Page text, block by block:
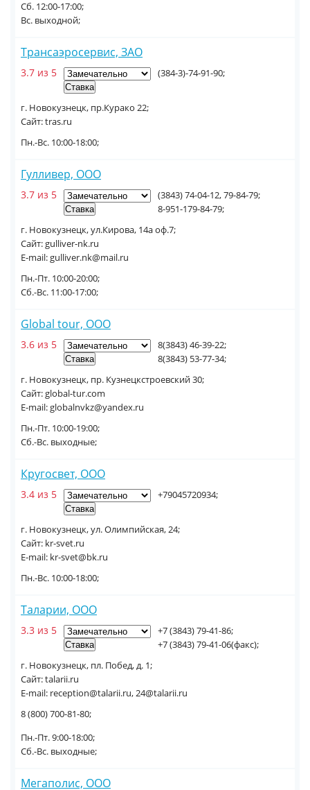
Сб. 12:00-17:00;
Вс. выходной;
Трансаэросервис, ЗАО
3.7 из 5
г. Новокузнецк, пр.Курако 22;
Сайт: tras.ru
(384-3)-74-91-90;
Пн.-Вc. 10:00-18:00;
Гулливер, ООО
3.7 из 5
г. Новокузнецк, ул.Кирова, 14а оф.7;
Сайт: gulliver-nk.ru
E-mail: gulliver.nk@mail.ru
(3843) 74-04-12, 79-84-79;
8-951-179-84-79;
Пн.-Пт. 10:00-20:00;
Сб.-Вс. 11:00-17:00;
Global tour, ООО
3.6 из 5
г. Новокузнецк, пр. Кузнецкстроевский 30;
Сайт: global-tur.com
E-mail: globalnvkz@yandex.ru
8(3843) 46-39-22;
8(3843) 53-77-34;
Пн.-Пт. 10:00-19:00;
Сб.-Вс. выходные;
Кругосвет, ООО
3.4 из 5
г. Новокузнецк, ул. Олимпийская, 24;
Сайт: kr-svet.ru
E-mail: kr-svet@bk.ru
+79045720934;
Пн.-Вc. 10:00-18:00;
Таларии, ООО
3.3 из 5
г. Новокузнецк, пл. Побед, д. 1;
Сайт: talarii.ru
E-mail: reception@talarii.ru, 24@talarii.ru
+7 (3843) 79-41-86;
+7 (3843) 79-41-06(факс);
8 (800) 700-81-80;
Пн.-Пт. 9:00-18:00;
Сб.-Вс. выходные;
Мегаполис, ООО